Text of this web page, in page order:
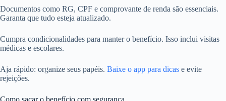
Documentos como RG, CPF e comprovante de renda são essenciais.
Garanta que tudo esteja atualizado.
Cumpra condicionalidades para manter o benefício. Isso inclui visitas
médicas e escolares.
Aja rápido: organize seus papéis. Baixe o app para dicas e evite
rejeições.
Como sacar o benefício com segurança